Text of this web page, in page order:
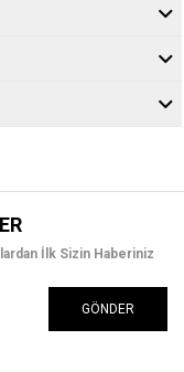
İlk Sizin Haberiniz
GÖNDER